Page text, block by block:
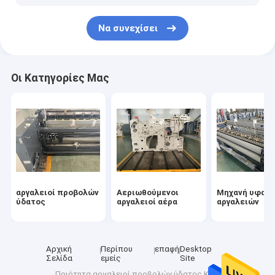
Να συνεχίσει
Οι Κατηγορίες Μας
αργαλειοί προβολών
ύδατος
Αεριωθούμενοι
αργαλειοί αέρα
Μηχανή
αργαλειών
Αρχική
Σελίδα
Περίπου
εμείς
επαφήDesktop
Site